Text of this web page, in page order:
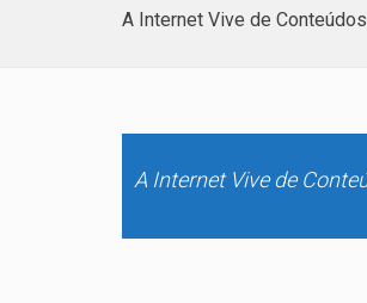
A Internet Vive de Conteúdos
A Internet Vive de